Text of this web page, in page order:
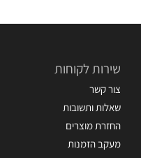
שירות לקוחות
צור קשר
שאלות ותשובות
החזרת מוצרים
מעקב הזמנות